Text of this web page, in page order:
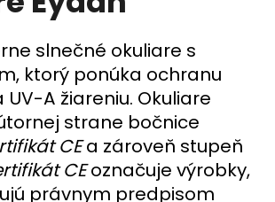
slnečné okuliare s
ktorý ponúka ochranu
UV-A žiareniu. Okuliare
strane bočnice
CEa zároveň stupeň
CEoznačuje výrobky,
právnym predpisom